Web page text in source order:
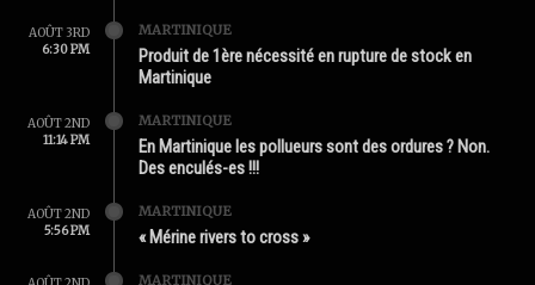
AOÛT 3RD
6:30 PM
MARTINIQUE
Produit de 1ère nécessité en rupture de stock en
Martinique
AOÛT 2ND
11:14 PM
MARTINIQUE
En Martinique les pollueurs sont des ordures ? Non.
Des enculés-es !!!
AOÛT 2ND
5:56 PM
MARTINIQUE
« Mérine rivers to cross »
MARTINIQUE